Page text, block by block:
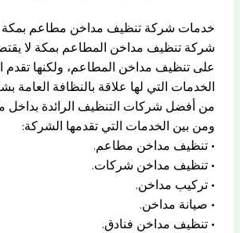
خدمات شركة تنظيف مداخن مطاعم بمكة
شركة تنظيف مداخن المطاعم بمكة لا
على تنظيف مداخن المطاعم، ولكنها تقدم
الخدمات التي لها علاقة بالنظافة العامة
من أفضل شركات التنظيف الرائدة بداخل
ومن بين الخدمات التي تقدمها الشركة:
• تنظيف مداخن مطاعم.
• تنظيف مداخن شركات.
• تركيب مداخن.
• صيانة مداخن.
• تنظيف مداخن فنادق.